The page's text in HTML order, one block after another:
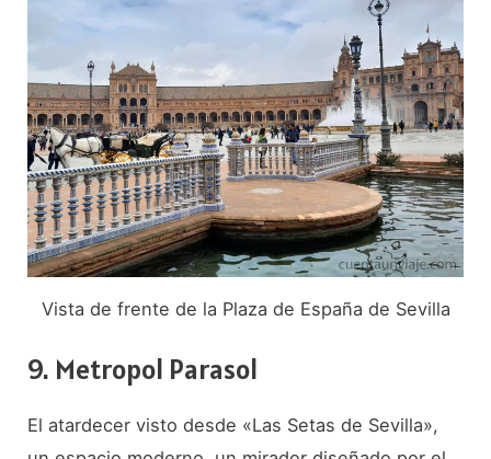
Vista de frente de la Plaza de España de Sevilla
9. Metropol Parasol
El atardecer visto desde «Las Setas de Sevilla»,